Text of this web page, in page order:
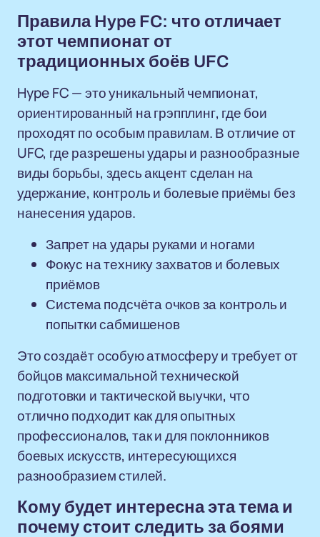
Правила Hype FC: что отличает
этот чемпионат от
традиционных боёв UFC
Hype FC — это уникальный чемпионат,
ориентированный на грэпплинг, где бои
проходят по особым правилам. В отличие от
UFC, где разрешены удары и разнообразные
виды борьбы, здесь акцент сделан на
удержание, контроль и болевые приёмы без
нанесения ударов.
Запрет на удары руками и ногами
Фокус на технику захватов и болевых
приёмов
Система подсчёта очков за контроль и
попытки сабмишенов
Это создаёт особую атмосферу и требует от
бойцов максимальной технической
подготовки и тактической выучки, что
отлично подходит как для опытных
профессионалов, так и для поклонников
боевых искусств, интересующихся
разнообразием стилей.
Кому будет интересна эта тема и
почему стоит следить за боями